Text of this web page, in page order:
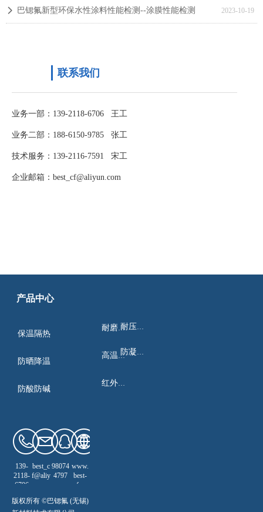
2023-10-19
넲 巴锶氟新型环保水性涂料性能检测--涂膜性能检测
联系我们
业务一部：139-2118-6706 王工
业务二部：188-6150-9785 张工
技术服务：139-2116-7591 宋工
企业邮箱：best_cf@aliyun.com
产品中心
版权所有 ©巴锶氟 (无锡)
耐磨耐蚀
高温热防
红外热辐
耐压绝缘
防凝结露
保温隔热
防晒降温
防酸防碱
139-
2118-
6706
best_c
f@aliy
98074
4797
www.
best-
cf.cn